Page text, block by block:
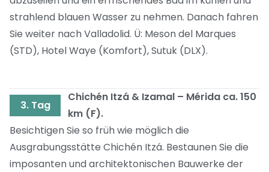
strahlend blauen Wasser zu nehmen. Danach fahren
Sie weiter nach Valladolid. Ü: Meson del Marques
(STD), Hotel Waye (Komfort), Sutuk (DLX).
3. Tag
Chichén Itzá & Izamal – Mérida ca. 150
km (F).
Besichtigen Sie so früh wie möglich die
Ausgrabungsstätte Chichén Itzá. Bestaunen Sie die
imposanten und architektonischen Bauwerke der